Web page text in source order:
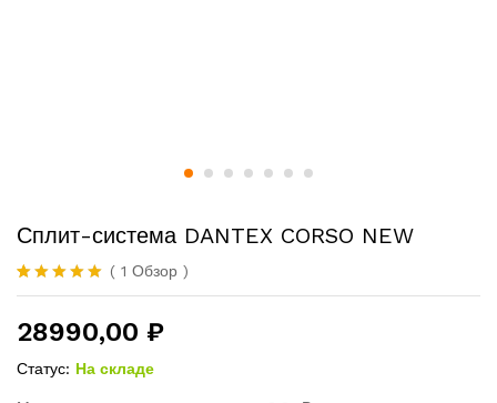
Сплит-система DANTEX CORSO NEW
Rated5.00
based on
1
rating
( 1 Обзор )
28990,00 ₽
Статус: На складе